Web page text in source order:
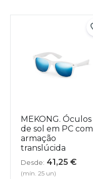
MEKONG. Óculos
de sol em PC com
armação
translúcida
Desde: 41,25 €
(mín. 25 un)